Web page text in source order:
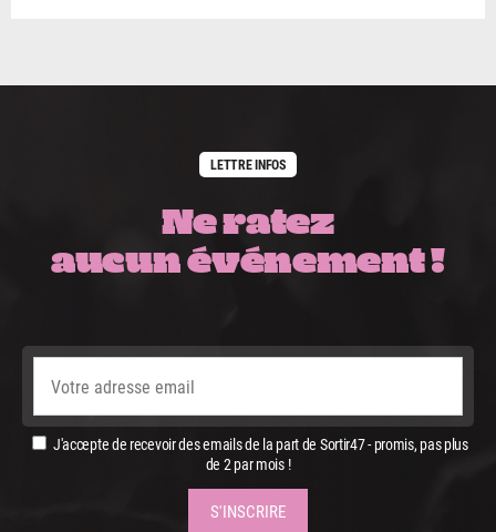
LETTRE INFOS
Ne ratez
aucun événement !
J'accepte de recevoir des emails de la part de Sortir47 - promis, pas plus
de 2 par mois !